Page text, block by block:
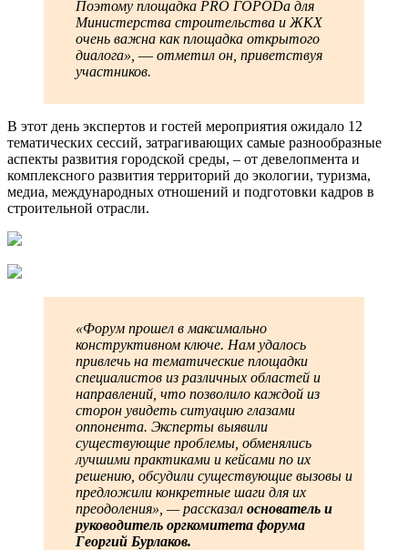
Поэтому площадка PRO ГОРОDа для
Министерства строительства и ЖКХ
очень важна как площадка открытого
диалога», ― отметил он, приветствуя
участников.
В этот день экспертов и гостей мероприятия ожидало 12
тематических сессий, затрагивающих самые разнообразные
аспекты развития городской среды, – от девелопмента и
комплексного развития территорий до экологии, туризма,
медиа, международных отношений и подготовки кадров в
строительной отрасли.
«Форум прошел в максимально
конструктивном ключе. Нам удалось
привлечь на тематические площадки
специалистов из различных областей и
направлений, что позволило каждой из
сторон увидеть ситуацию глазами
оппонента. Эксперты выявили
существующие проблемы, обменялись
лучшими практиками и кейсами по их
решению, обсудили существующие вызовы и
предложили конкретные шаги для их
преодоления», — рассказал основатель и
руководитель оргкомитета форума
Георгий Бурлаков.